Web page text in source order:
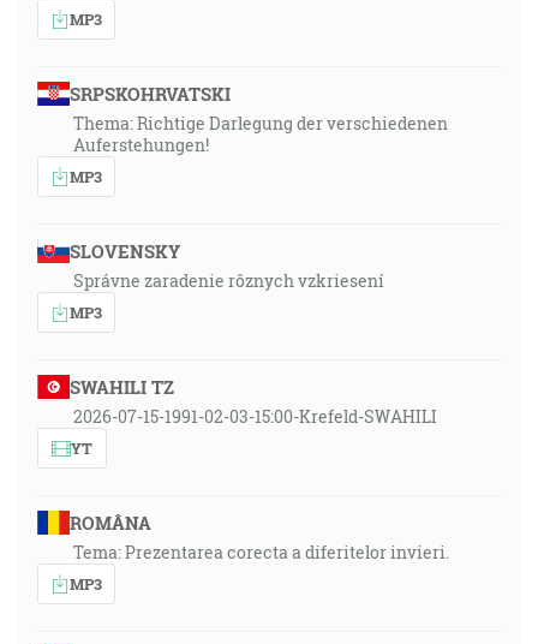
MP3
SRPSKOHRVATSKI
Thema: Richtige Darlegung der verschiedenen
Auferstehungen!
MP3
SLOVENSKY
Správne zaradenie rôznych vzkriesení
MP3
SWAHILI TZ
2026-07-15-1991-02-03-15:00-Krefeld-SWAHILI
YT
ROMÂNA
Tema: Prezentarea corecta a diferitelor invieri.
MP3